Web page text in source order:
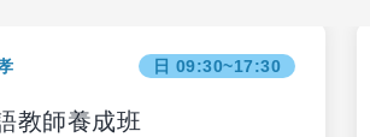
日 09:30~17:30
教師養成班